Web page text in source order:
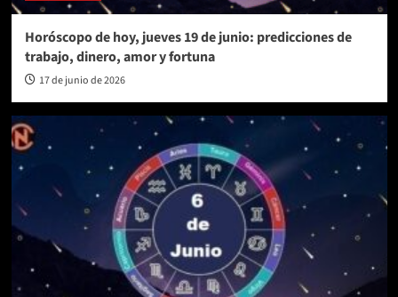
Horóscopo de hoy, jueves 19 de junio: predicciones de
trabajo, dinero, amor y fortuna
17 de junio de 2026